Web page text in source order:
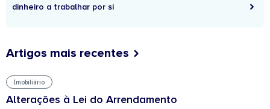
dinheiro a trabalhar por si
Artigos mais recentes
Imobiliário
Alterações à Lei do Arrendamento